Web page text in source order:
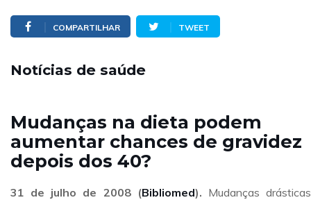
COMPARTILHAR TWEET
Notícias de saúde
Mudanças na dieta podem
aumentar chances de gravidez
depois dos 40?
31 de julho de 2008 (Bibliomed). Mudanças